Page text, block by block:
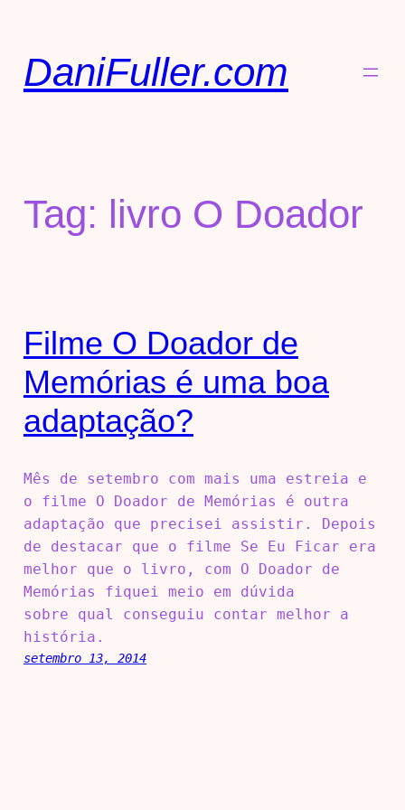
DaniFuller.com
Tag: livro O Doador
Filme O Doador de
Memórias é uma boa
adaptação?
Mês de setembro com mais uma estreia e
o filme O Doador de Memórias é outra
adaptação que precisei assistir. Depois
de destacar que o filme Se Eu Ficar era
melhor que o livro, com O Doador de
Memórias fiquei meio em dúvida
sobre qual conseguiu contar melhor a
história.
setembro 13, 2014